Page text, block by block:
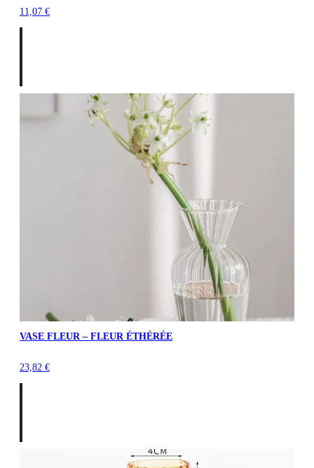
11,07 €
VASE FLEUR – FLEUR ÉTHÉRÉE
23,82 €